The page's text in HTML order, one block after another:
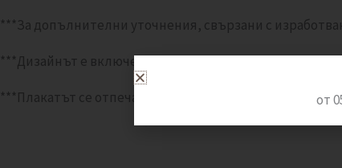
***За допълнителни уточнения, свързани с
***Дизайнът е включен в цената.
***Плакатът се отпечатва върху промазан винил
от